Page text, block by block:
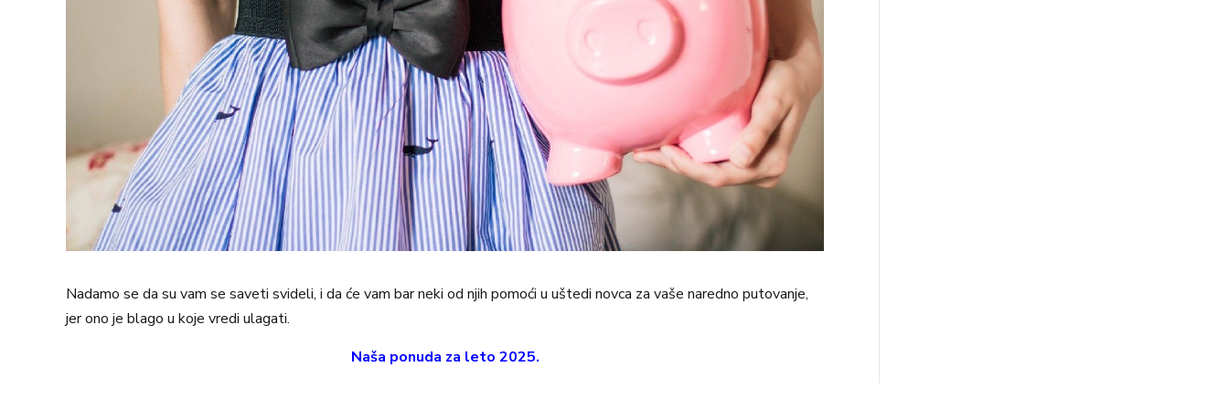
Nadamo se da su vam se saveti svideli, i da će vam bar neki od njih pomoći u uštedi novca za vaše naredno putovanje,
jer ono je blago u koje vredi ulagati.
Naša ponuda za leto 2025.